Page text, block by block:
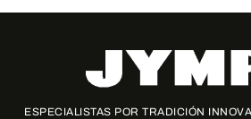
ESPECIALISTAS POR TRADICIÓN